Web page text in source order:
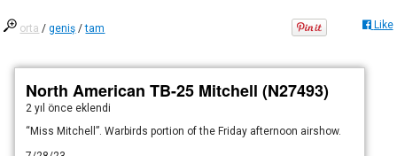
orta /geniş /tam Like
North American TB-25 Mitchell (N27493)
2 yıl önce eklendi
“Miss Mitchell”. Warbirds portion of the Friday afternoon airshow.